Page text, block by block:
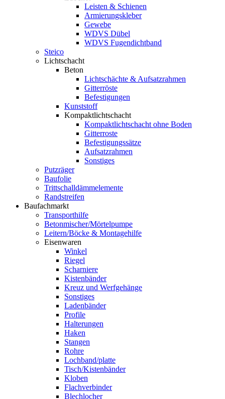
Leisten & Schienen
Armierungskleber
Gewebe
WDVS Dübel
WDVS Fugendichtband
Steico
Lichtschacht
Beton
Lichtschächte & Aufsatzrahmen
Gitterröste
Befestigungen
Kunststoff
Kompaktlichtschacht
Kompaktlichtschacht ohne Boden
Gitterroste
Befestigungssätze
Aufsatzrahmen
Sonstiges
Putzräger
Baufolie
Trittschalldämmelemente
Randstreifen
Baufachmarkt
Transporthilfe
Betonmischer/Mörtelpumpe
Leitern/Böcke & Montagehilfe
Eisenwaren
Winkel
Riegel
Scharniere
Kistenbänder
Kreuz und Werfgehänge
Sonstiges
Ladenbänder
Profile
Halterungen
Haken
Stangen
Rohre
Lochband/platte
Tisch/Kistenbänder
Kloben
Flachverbinder
Blechlocher